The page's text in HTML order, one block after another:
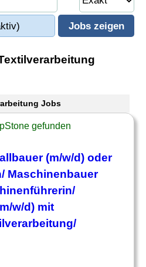
Jobs
gefunden
(m/w/d) oder
Maschinenbauer
w/d) mit
/